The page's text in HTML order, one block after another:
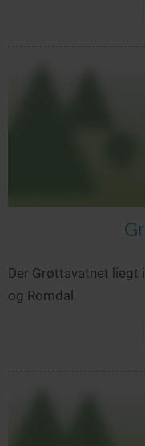
Der Grøttavatnet liegt
og Romdal.